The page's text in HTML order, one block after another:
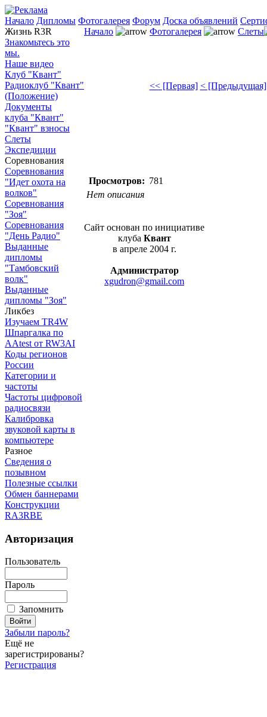
Начало Дипломы Фотогалерея Форум Доска объявлений
Жизнь R3R
Знакомьтесь это
мы.
Наше видео
Клуб "Квант"
Радиоклуб "Квант"
(Положение)
Документы
клуба "Квант"
"Квант" взносы
Слеты
Экспедиции
Соревнования
Соревнования
"Идет охота на
волков"
Соревнования
"Зоя"
Соревнования
"День Радио"
Выданные
дипломы
"Тамбовский
волк"
Выданные
дипломы "Зоя"
Ликбез
Изучаем TR4W
Шпаргалка по
AAtest от RW3AI
Коды регионов
России
Категории и
частоты
Частоты цифровой
радиосвязи
Калибровка
звуковой карты в
компьютере
Разное
Сведения о
позывном
Полезные ссылки
Обмен баннерами
Конструкции
RA3RBE
Авторизация
Пользователь
Пароль
Запомнить
Забыли пароль?
Ещё не
зарегистрированы?
Регистрация
Начало Фотогалерея Слеты
<< [Первая] < [Предыдущая]
Просмотров: 781
Нет описания
Сайт основан по инициативе
клуба Квант
в апреле 2004 г.
Администратор
xgudron@gmail.com